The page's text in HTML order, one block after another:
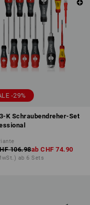
-29%
K Schraubendreher-Set
106.98ab CHF 74.90
ab 6 Sets